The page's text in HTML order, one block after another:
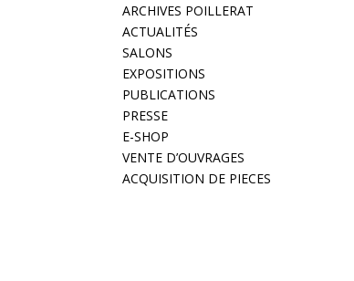
ARCHIVES POILLERAT
ACTUALITÉS
SALONS
EXPOSITIONS
PUBLICATIONS
PRESSE
E-SHOP
VENTE D’OUVRAGES
ACQUISITION DE PIECES